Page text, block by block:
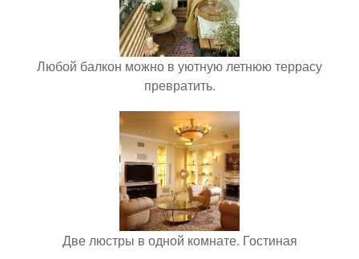
Любой балкон можно в уютную летнюю террасу
превратить.
Две люстры в одной комнате. Гостиная